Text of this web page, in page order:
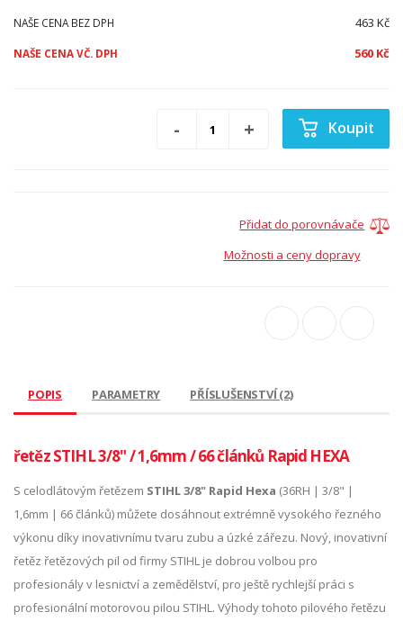
NAŠE CENA BEZ DPH 463 Kč
NAŠE CENA VČ. DPH 560 Kč
Koupit
Přidat do porovnávače
Možnosti a ceny dopravy
POPIS PARAMETRY PŘÍSLUŠENSTVÍ (2)
řetěz STIHL 3/8" / 1,6mm / 66 článků Rapid HEXA
S celodlátovým řetězem STIHL 3/8" Rapid Hexa (36RH | 3/8" |
1,6mm | 66 článků) můžete dosáhnout extrémně vysokého řezného
výkonu díky inovativnímu tvaru zubu a úzké zářezu. Nový, inovativní
řetěz řetězových pil od firmy STIHL je dobrou volbou pro
profesionály v lesnictví a zemědělství, pro ještě rychlejší práci s
profesionální motorovou pilou STIHL. Výhody tohoto pilového řetězu